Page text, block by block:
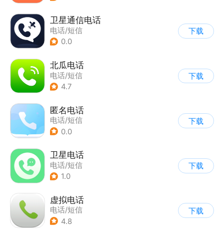
卫星通信电话
电话/短信
0.0
下载
北瓜电话
电话/短信
4.7
下载
匿名电话
电话/短信
0.0
下载
卫星电话
电话/短信
1.0
下载
虚拟电话
电话/短信
4.8
下载